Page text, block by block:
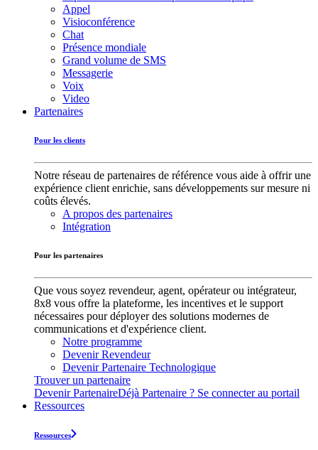
Appel
Visioconférence
Chat
Présence mondiale
Grand volume de SMS
Messagerie
Voix
Video
Partenaires
Pour les clients
Notre réseau de partenaires de référence vous aide à offrir une
expérience client enrichie, sans développements sur mesure ni
coûts élevés.
A propos des partenaires
Intégration
Pour les partenaires
Que vous soyez revendeur, agent, opérateur ou intégrateur,
8x8 vous offre la plateforme, les incentives et le support
nécessaires pour déployer des solutions modernes de
communications et d'expérience client.
Notre programme
Devenir Revendeur
Devenir Partenaire Technologique
Trouver un partenaire
Devenir PartenaireDéjà Partenaire ? Se connecter au portail
Ressources
Ressources